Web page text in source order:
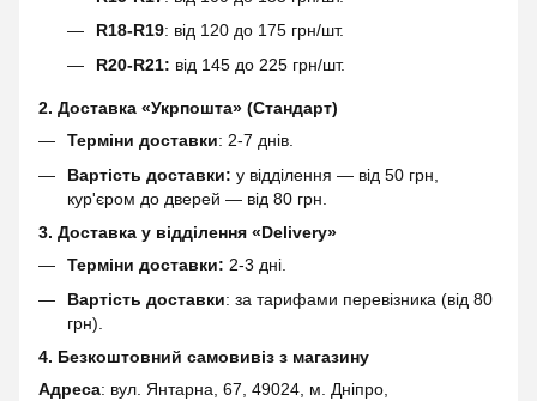
R18-R19: від 120 до 175 грн/шт.
R20-R21: від 145 до 225 грн/шт.
2. Доставка «Укрпошта» (Стандарт)
Терміни доставки: 2-7 днів.
Вартість доставки: у відділення — від 50 грн,
кур'єром до дверей — від 80 грн.
3. Доставка у відділення «Delivery»
Терміни доставки: 2-3 дні.
Вартість доставки: за тарифами перевізника (від 80
грн).
4. Безкоштовний самовивіз з магазину
Адреса: вул. Янтарна, 67, 49024, м. Дніпро,